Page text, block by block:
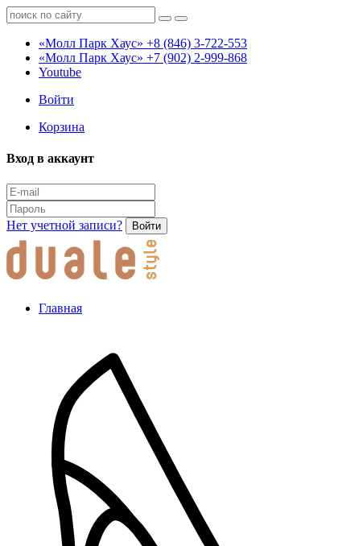
«Молл Парк Хаус» +8 (846) 3-722-553
«Молл Парк Хаус» +7 (902) 2-999-868
Youtube
Войти
Корзина
Вход в аккаунт
Нет учетной записи? Войти
Главная